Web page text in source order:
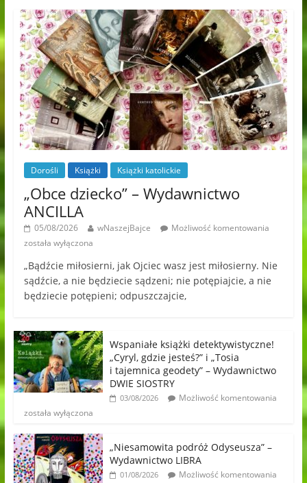
Dorośli Książki Książki katolickie
„Obce dziecko” – Wydawnictwo
ANCILLA
05/08/2026 wNaszejBajce
Możliwość komentowania
została wyłączona
„Bądźcie miłosierni, jak Ojciec wasz jest miłosierny. Nie
sądźcie, a nie będziecie sądzeni; nie potępiajcie, a nie
będziecie potępieni; odpuszczajcie,
Wspaniałe książki detektywistyczne!
„Cyryl, gdzie jesteś?” i „Tosia
i tajemnica geodety” – Wydawnictwo
DWIE SIOSTRY
03/08/2026
Możliwość komentowania
została wyłączona
„Niesamowita podróż Odyseusza” –
Wydawnictwo LIBRA
01/08/2026
Możliwość komentowania